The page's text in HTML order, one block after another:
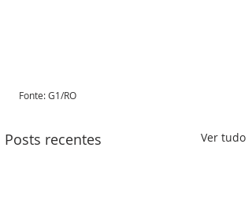
Fonte: G1/RO
Posts recentes Ver tudo